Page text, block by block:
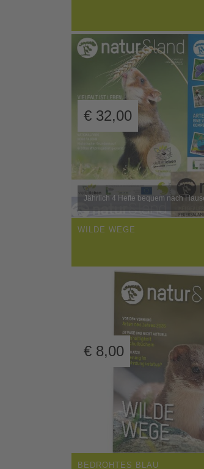
Jährlich 4 Hefte bequem nach
€ 32,00
WILDE WEGE
€ 8,00
BEDROHTES BLAU